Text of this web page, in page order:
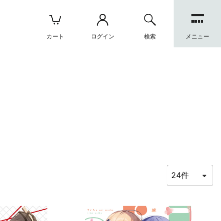
カート ログイン 検索 メニュー